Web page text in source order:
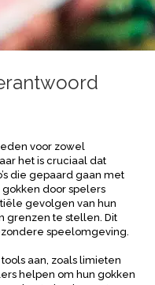
voor zowel
het is cruciaal dat
die gepaard gaan met
door spelers
gevolgen van hun
grenzen te stellen. Dit
speelomgeving.
aan, zoals limieten
helpen om hun gokken